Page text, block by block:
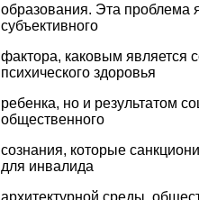
образования. Эта проблема
субъективного
фактора, каковым является
психического здоровья
ребенка, но и результатом
общественного
сознания, которые
для инвалида
архитектурной среды,